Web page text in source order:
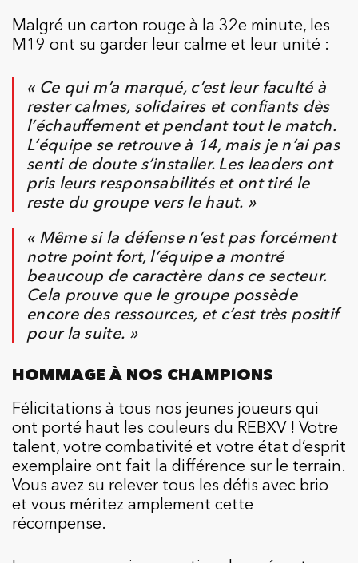
Malgré un carton rouge à la 32e minute, les
M19 ont su garder leur calme et leur unité :
« Ce qui m’a marqué, c’est leur faculté à
rester calmes, solidaires et confiants dès
l’échauffement et pendant tout le match.
L’équipe se retrouve à 14, mais je n’ai pas
senti de doute s’installer. Les leaders ont
pris leurs responsabilités et ont tiré le
reste du groupe vers le haut. »
« Même si la défense n’est pas forcément
notre point fort, l’équipe a montré
beaucoup de caractère dans ce secteur.
Cela prouve que le groupe possède
encore des ressources, et c’est très positif
pour la suite. »
HOMMAGE À NOS CHAMPIONS
Félicitations à tous nos jeunes joueurs qui
ont porté haut les couleurs du REBXV ! Votre
talent, votre combativité et votre état d’esprit
exemplaire ont fait la différence sur le terrain.
Vous avez su relever tous les défis avec brio
et vous méritez amplement cette
récompense.